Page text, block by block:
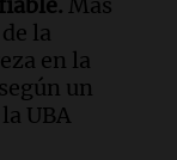
la
en la
un
UBA